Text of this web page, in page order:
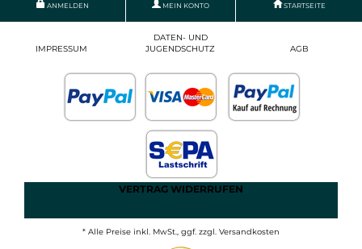
ANMELDEN MEIN KONTO STARTSEITE
IMPRESSUM
DATEN- UND
JUGENDSCHUTZ
AGB
VERTRAG WIDERRUFEN
* Alle Preise inkl. MwSt., ggf. zzgl. Versandkosten